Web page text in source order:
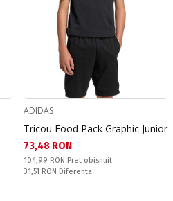
ADIDAS
Tricou Food Pack Graphic Junior
Текуща цена:
73,48 RON
Pret obisnuit:
104,99 RON Pret obisnuit
Спестявате:
31,51 RON Diferenta